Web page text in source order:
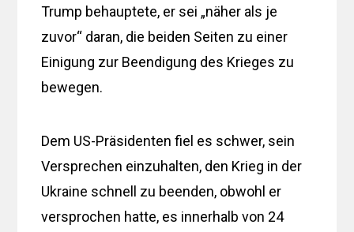
Trump behauptete, er sei „näher als je
zuvor“ daran, die beiden Seiten zu einer
Einigung zur Beendigung des Krieges zu
bewegen.
Dem US-Präsidenten fiel es schwer, sein
Versprechen einzuhalten, den Krieg in der
Ukraine schnell zu beenden, obwohl er
versprochen hatte, es innerhalb von 24